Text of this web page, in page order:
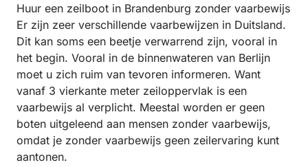
Huur een zeilboot in Brandenburg zonder vaarbewijs
Er zijn zeer verschillende vaarbewijzen in Duitsland.
Dit kan soms een beetje verwarrend zijn, vooral in
het begin. Vooral in de binnenwateren van Berlijn
moet u zich ruim van tevoren informeren. Want
vanaf 3 vierkante meter zeiloppervlak is een
vaarbewijs al verplicht. Meestal worden er geen
boten uitgeleend aan mensen zonder vaarbewijs,
omdat je zonder vaarbewijs geen zeilervaring kunt
aantonen.